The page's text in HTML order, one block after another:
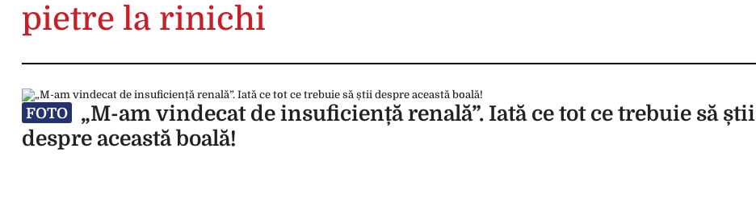
pietre la rinichi
FOTO
„M-am vindecat de insuficiență renală”. Iată ce tot ce trebuie să știi
despre această boală!